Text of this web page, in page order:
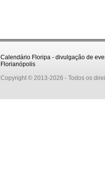
Calendário Floripa - divulgação de
Florianópolis
Copyright © 2013-2026 - Todos os